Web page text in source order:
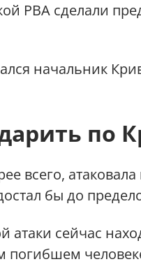
РВА сделали
начальник
по
всего,
бы до
атаки сейчас